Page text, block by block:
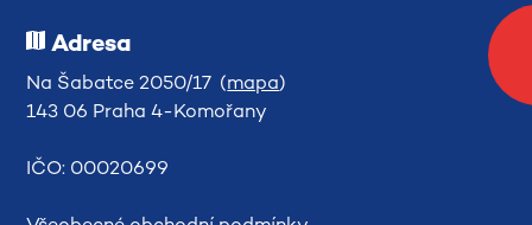
Adresa
Na Šabatce 2050/17 (mapa)
143 06 Praha 4-Komořany
IČO: 00020699